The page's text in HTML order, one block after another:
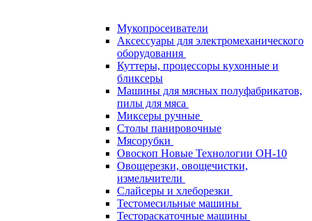
Мукопросеиватели
Аксессуары для электромеханического
оборудования
Куттеры, процессоры кухонные и
бликсеры
Машины для мясных полуфабрикатов,
пилы для мяса
Миксеры ручные
Столы панировочные
Мясорубки
Овоскоп Новые Технологии ОН-10
Овощерезки, овощечистки,
измельчители
Слайсеры и хлеборезки
Тестомесильные машины
Тестораскаточные машины